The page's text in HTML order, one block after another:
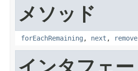
メソッド
forEachRemaining , next , remove